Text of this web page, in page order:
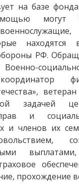
на базе
могут
находятся
РФ.
задачей
и
и членов их
прохождение